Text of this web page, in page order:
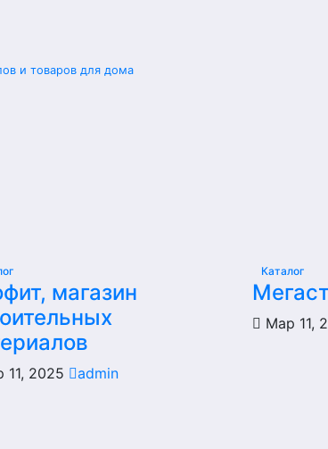
и товаров для дома
магазин
11, 2025 admin
Каталог
Мар 11,